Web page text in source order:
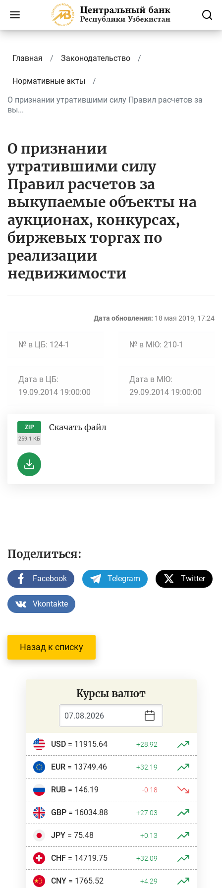
Главная Законодательство
Нормативные акты
О признании утратившими силу Правил расчетов за
вы...
О признании
утратившими силу
Правил расчетов за
выкупаемые объекты на
аукционах, конкурсах,
биржевых торгах по
реализации
недвижимости
Дата обновления: 18 мая 2019, 17:24
№ в ЦБ: 124-1 № в МЮ: 210-1
Дата в ЦБ:
19.09.2014 19:00:00
Дата в МЮ:
29.09.2014 19:00:00
ZIP
259.1 КБ
Скачать файл
Поделиться:
Facebook Telegram Twitter
Vkontakte
Назад к списку
Курсы валют
USD= 11915.64 +28.92
EUR= 13749.46 +32.19
RUB= 146.19 -0.18
GBP= 16034.88 +27.03
JPY= 75.48 +0.13
CHF= 14719.75 +32.09
CNY= 1765.52 +4.29